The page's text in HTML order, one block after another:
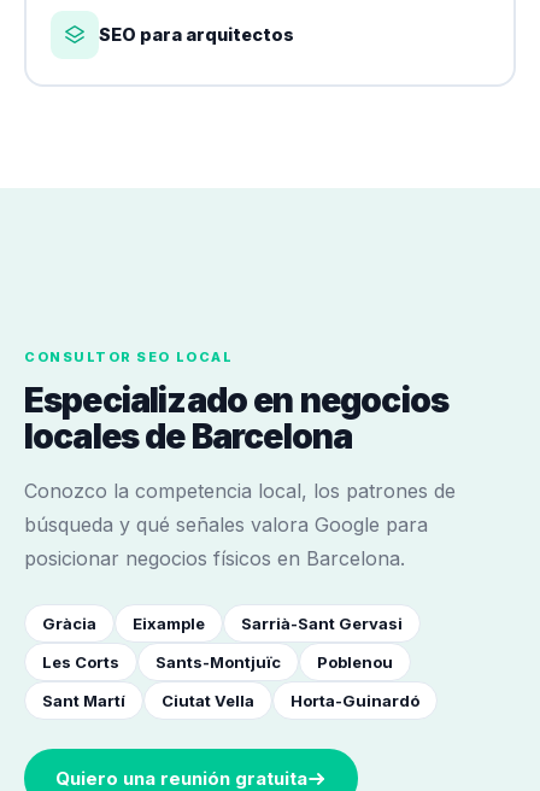
SEO para arquitectos
CONSULTOR SEO LOCAL
Especializado en negocios
locales de Barcelona
Conozco la competencia local, los patrones de
búsqueda y qué señales valora Google para
posicionar negocios físicos en Barcelona.
Gràcia Eixample
Sarrià-Sant Gervasi
Les Corts
Sants-Montjuïc
Poblenou
Sant Martí
Ciutat Vella Horta-Guinardó
Quiero una reunión gratuita